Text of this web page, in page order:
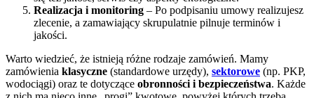
Realizacja i monitoring – Po podpisaniu umowy realizujesz
zlecenie, a zamawiający skrupulatnie pilnuje terminów i
jakości.
Warto wiedzieć, że istnieją różne rodzaje zamówień. Mamy
zamówienia klasyczne (standardowe urzędy), sektorowe (np. PKP,
wodociągi) oraz te dotyczące obronności i bezpieczeństwa. Każde